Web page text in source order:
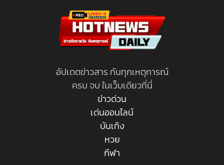
อัปเดตข่าวสาร ทันทุกเหตุการณ์
ครบ จบ ในเว็บเดียวที่นี่
ข่าวด่วน
เด่นออนไลน์
บันเทิง
หวย
กีฬา